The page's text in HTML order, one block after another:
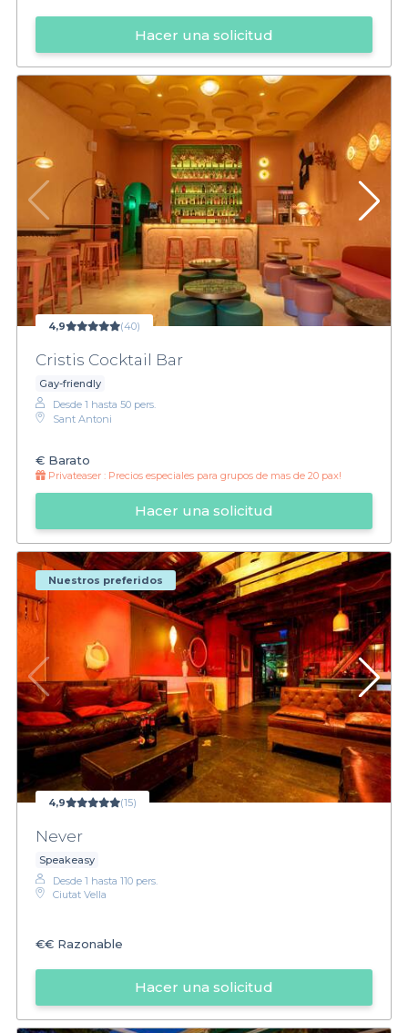
Hacer una solicitud
4,9 (40)
Cristis Cocktail Bar
Gay-friendly
Desde 1 hasta 50 pers.
Sant Antoni
€ Barato
Privateaser : Precios especiales para grupos de mas de 20 pax!
Hacer una solicitud
Nuestros preferidos
4,9 (15)
Never
Speakeasy
Desde 1 hasta 110 pers.
Ciutat Vella
€€ Razonable
Hacer una solicitud